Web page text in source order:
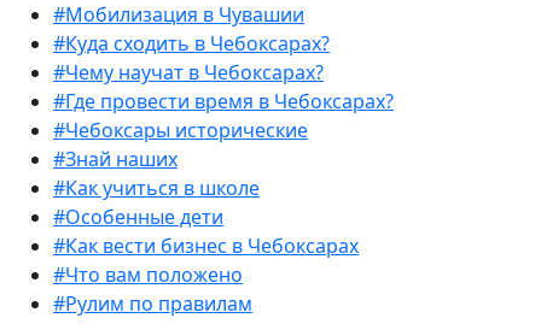
#Мобилизация в Чувашии
#Куда сходить в Чебоксарах?
#Чему научат в Чебоксарах?
#Где провести время в Чебоксарах?
#Чебоксары исторические
#Знай наших
#Как учиться в школе
#Особенные дети
#Как вести бизнес в Чебоксарах
#Что вам положено
#Рулим по правилам